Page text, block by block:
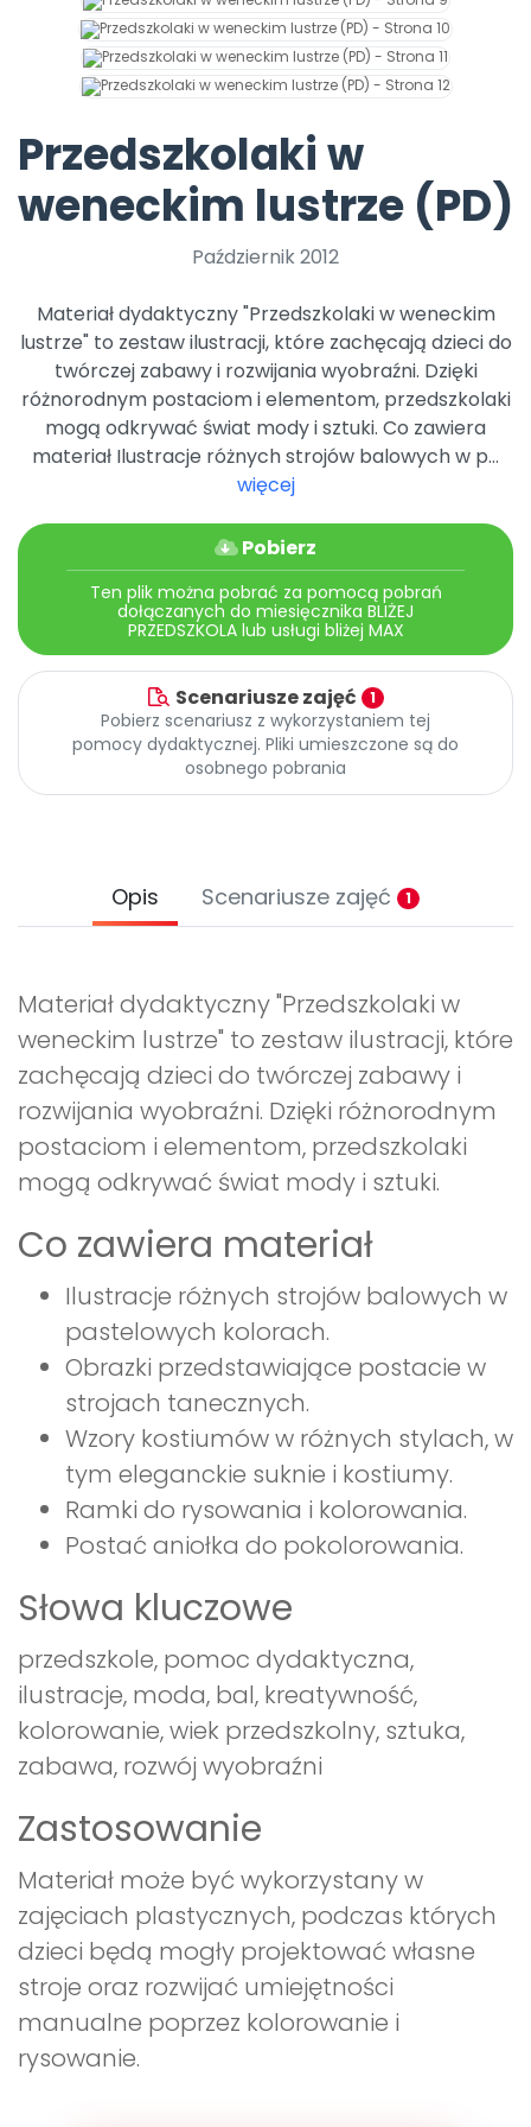
Archiwalne numery
Pomoc
Promocje
Przedszkolaki w
weneckim lustrze (PD)
Październik 2012
Materiał dydaktyczny "Przedszkolaki w weneckim
lustrze" to zestaw ilustracji, które zachęcają dzieci do
twórczej zabawy i rozwijania wyobraźni. Dzięki
różnorodnym postaciom i elementom, przedszkolaki
mogą odkrywać świat mody i sztuki. Co zawiera
materiał Ilustracje różnych strojów balowych w p...
więcej
Pobierz
Ten plik można pobrać za pomocą pobrań
dołączanych do miesięcznika BLIŻEJ
PRZEDSZKOLA lub usługi bliżej MAX
Scenariusze zajęć 1
Pobierz scenariusz z wykorzystaniem tej
pomocy dydaktycznej. Pliki umieszczone są do
osobnego pobrania
Opis Scenariusze zajęć 1
Materiał dydaktyczny "Przedszkolaki w
weneckim lustrze" to zestaw ilustracji, które
zachęcają dzieci do twórczej zabawy i
rozwijania wyobraźni. Dzięki różnorodnym
postaciom i elementom, przedszkolaki
mogą odkrywać świat mody i sztuki.
Co zawiera materiał
Ilustracje różnych strojów balowych w
pastelowych kolorach.
Obrazki przedstawiające postacie w
strojach tanecznych.
Wzory kostiumów w różnych stylach, w
tym eleganckie suknie i kostiumy.
Ramki do rysowania i kolorowania.
Postać aniołka do pokolorowania.
Słowa kluczowe
przedszkole, pomoc dydaktyczna,
ilustracje, moda, bal, kreatywność,
kolorowanie, wiek przedszkolny, sztuka,
zabawa, rozwój wyobraźni
Zastosowanie
Materiał może być wykorzystany w
zajęciach plastycznych, podczas których
dzieci będą mogły projektować własne
stroje oraz rozwijać umiejętności
manualne poprzez kolorowanie i
rysowanie.